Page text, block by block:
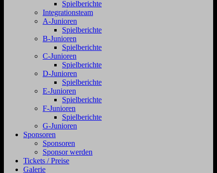
Spielberichte
Integrationsteam
A-Junioren
Spielberichte
B-Junioren
Spielberichte
C-Junioren
Spielberichte
D-Junioren
Spielberichte
E-Junioren
Spielberichte
F-Junioren
Spielberichte
G-Junioren
Sponsoren
Sponsoren
Sponsor werden
Tickets / Preise
Galerie